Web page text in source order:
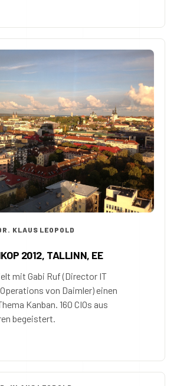
KLAUS LEOPOLD
2012, TALLINN, EE
mit Gabi Ruf (Director IT
von Daimler) einen
Kanban. 160 CIOs aus
begeistert.